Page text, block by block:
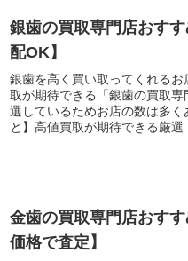
銀歯の買取専門店おす
配OK】
銀歯を高く買い取ってくれる
取が期待できる「銀歯の買取
選しているためお店の数は多
と】高値買取が期待できる厳選
金歯の買取専門店おす
価格で査定】